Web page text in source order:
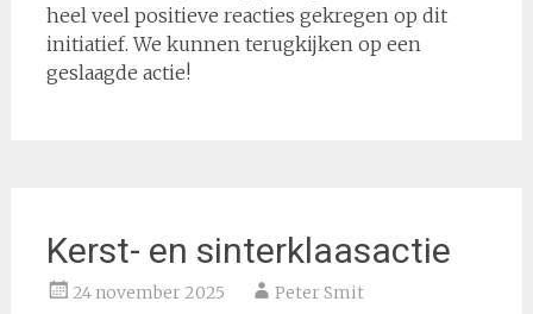
heel veel positieve reacties gekregen op dit
initiatief. We kunnen terugkijken op een
geslaagde actie!
Kerst- en sinterklaasactie
24 november 2025 Peter Smit